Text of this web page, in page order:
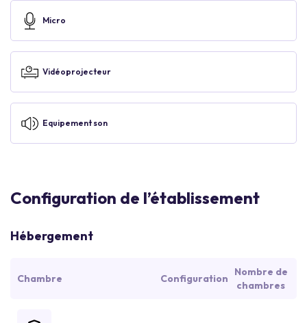
Micro
Vidéoprojecteur
Equipement son
Configuration de l’établissement
Hébergement
Chambre Configuration
Nombre de
chambres